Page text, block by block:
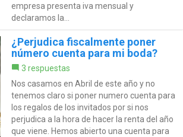
empresa presenta iva mensual y
declaramos la...
¿Perjudica fiscalmente poner
número cuenta para mi boda?
3 respuestas
Nos casamos en Abril de este año y no
tenemos claro si poner numero cuenta para
los regalos de los invitados por si nos
perjudica a la hora de hacer la renta del año
que viene. Hemos abierto una cuenta para